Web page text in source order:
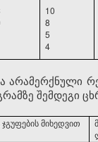
10
8
5
4
არამერქნული
შემდეგი
ჯგუფებისმიხედვით